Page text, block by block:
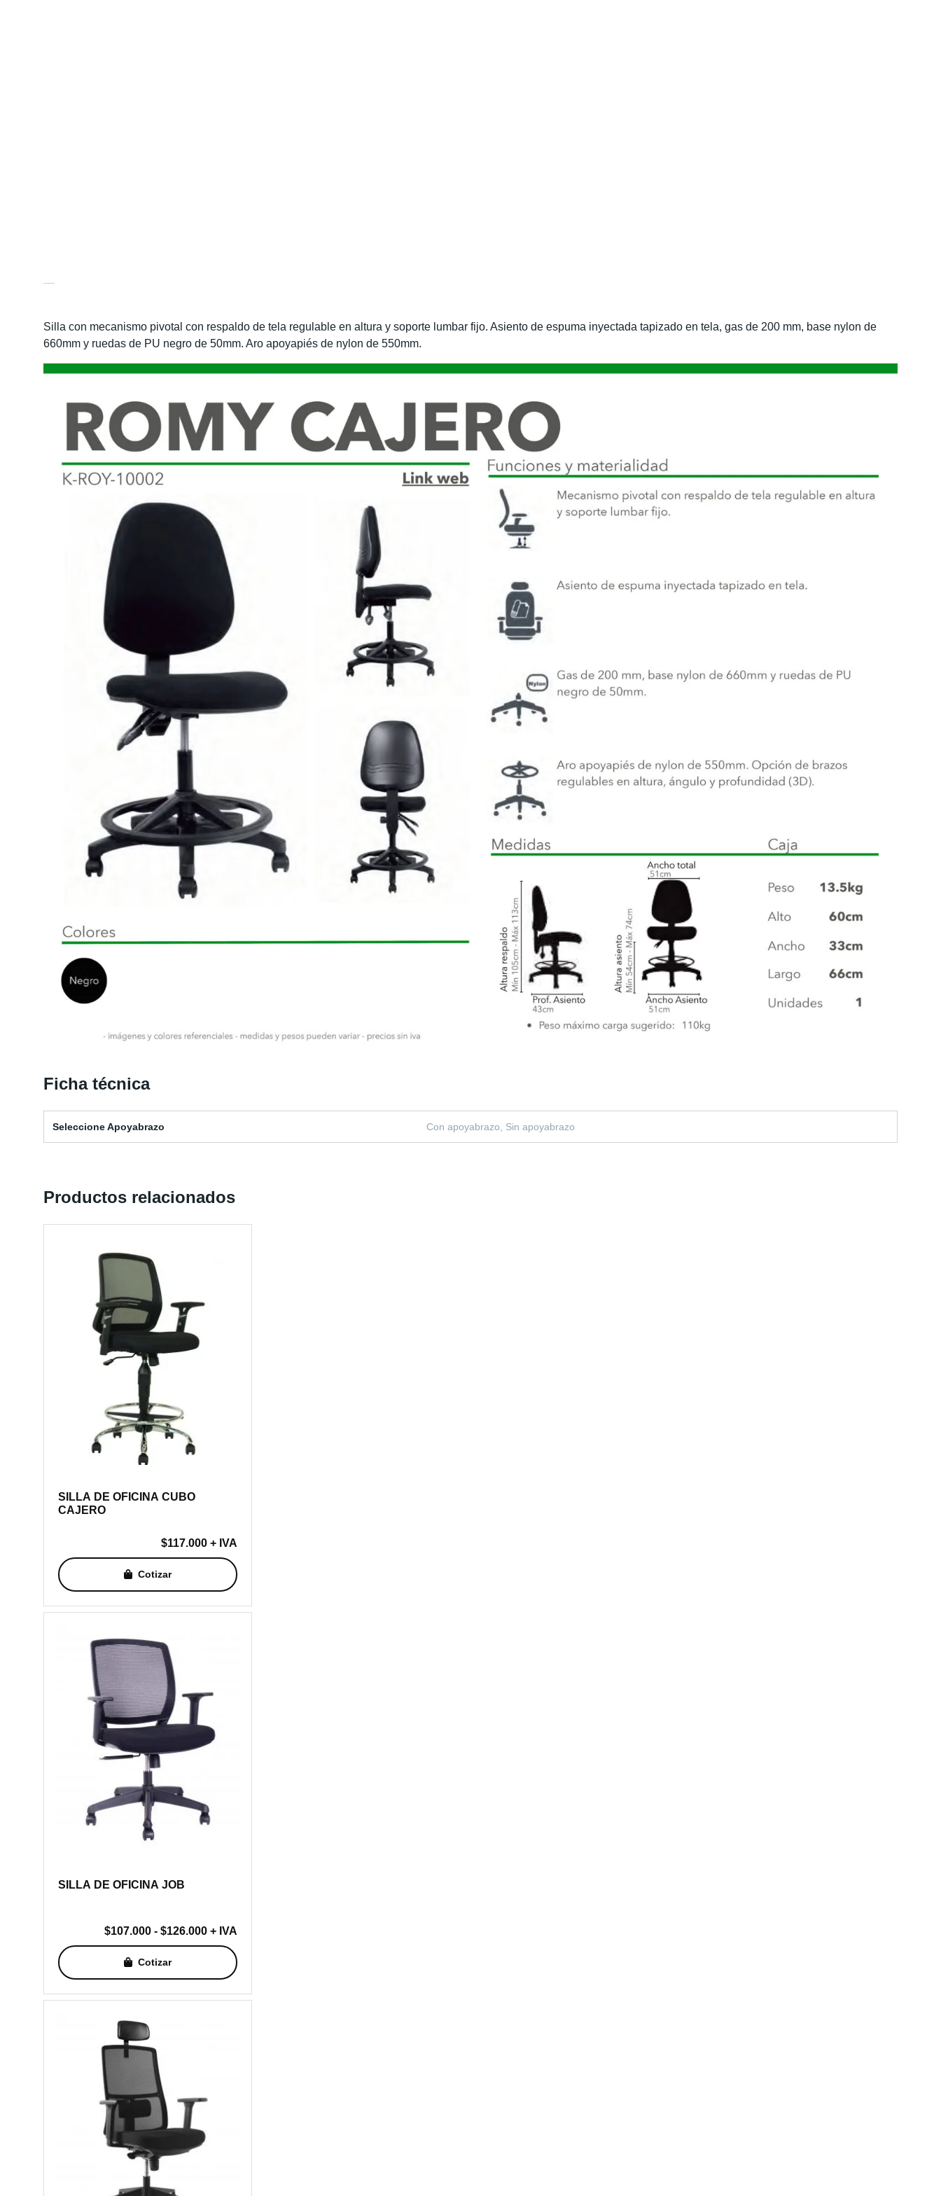
Silla con mecanismo pivotal con respaldo de tela regulable en altura y soporte lumbar fijo. Asiento de espuma inyectada tapizado en tela, gas de 200 mm, base nylon de
660mm y ruedas de PU negro de 50mm. Aro apoyapiés de nylon de 550mm.
Ficha técnica
Seleccione Apoyabrazo Con apoyabrazo, Sin apoyabrazo
Productos relacionados
SILLA DE OFICINA CUBO
CAJERO
$117.000+ IVA
Cotizar
SILLA DE OFICINA JOB
$107.000 - $126.000Rango
de
precios:
desde
$107.000
+ IVA
Cotizar